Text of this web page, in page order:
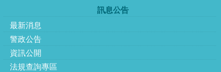
訊息公告
最新消息
警政公告
資訊公開
法規查詢專區